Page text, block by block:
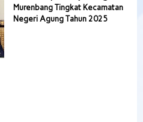
Murenbang Tingkat Kecamatan
Negeri Agung Tahun 2025